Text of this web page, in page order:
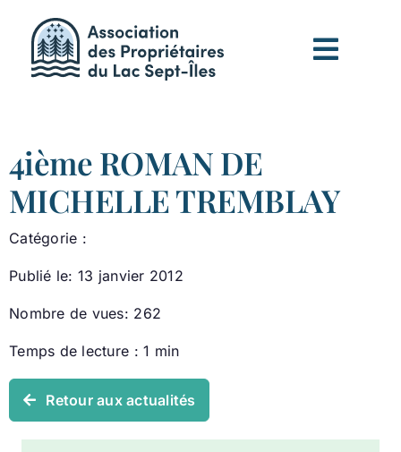
contenu
4ième ROMAN DE
MICHELLE TREMBLAY
Catégorie :
Publié le: 13 janvier 2012
Nombre de vues: 262
Temps de lecture : 1 min
Retour aux actualités